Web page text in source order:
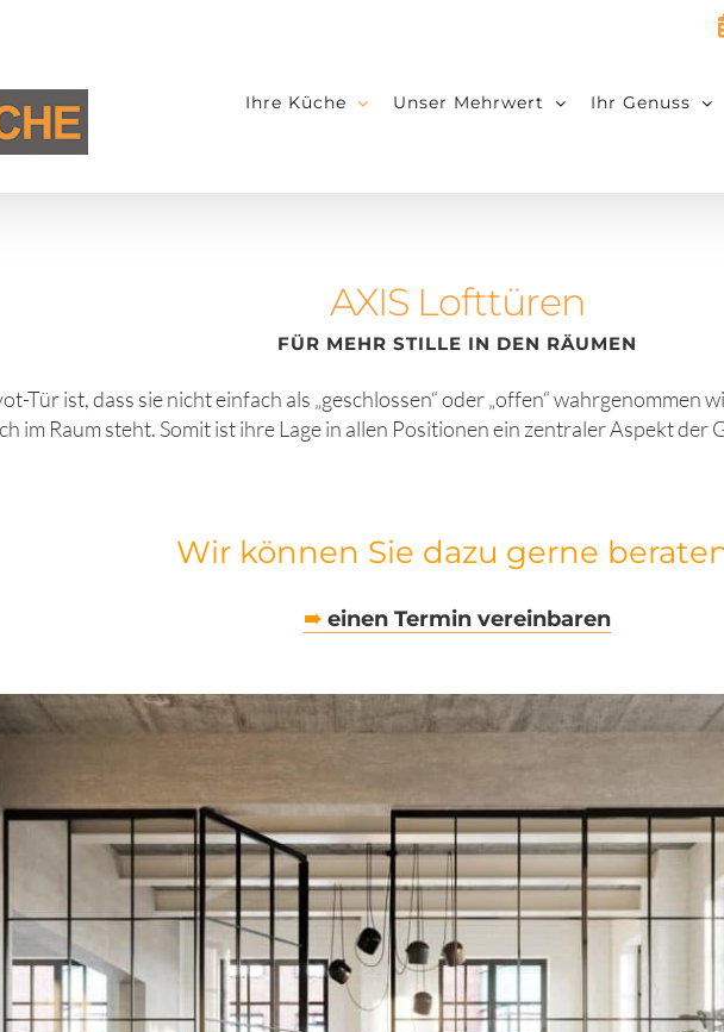
Ihre Küche Unser Mehrwert Ihr Genuss
AXIS Lofttüren
FÜR MEHR STILLE IN DEN RÄUMEN
Tür ist, dass sie nicht einfach als „geschlossen“ oder „offen“ wahrgenommen
im Raum steht. Somit ist ihre Lage in allen Positionen ein zentraler Aspekt der
Wir können Sie dazu gerne
➠ einen Termin vereinbaren